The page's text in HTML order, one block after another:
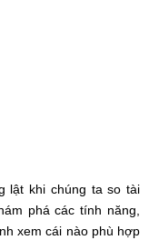
lật khi chúng ta so tài
phá các tính năng,
xem cái nào phù hợp